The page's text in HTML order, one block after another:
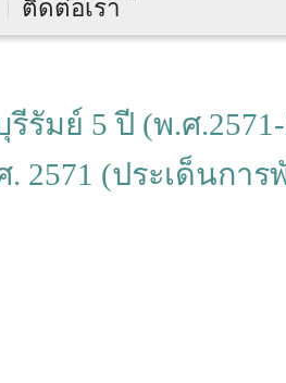
ติดต่อเรา
มย์ 5 ปี (พ.ศ
2571 (ประเด็นกา